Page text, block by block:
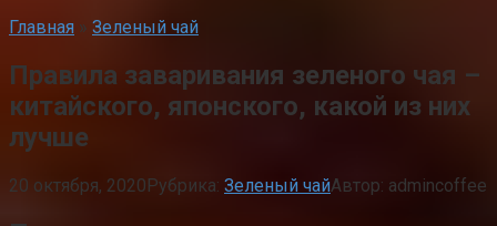
Главная » Зеленый чай
Правила заваривания зеленого чая –
китайского, японского, какой из них
лучше
20 октября, 2020Рубрика: Зеленый чайАвтор: admincoffee